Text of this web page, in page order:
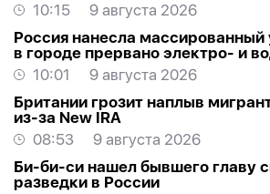
10:15
9 августа 2026
Россия нанесла
в городе прервано электро- и
10:01
9 августа 2026
Британии грозит наплыв
из-за New IRA
08:53
9 августа 2026
Би-би-си нашел бывшего главу
разведки в России